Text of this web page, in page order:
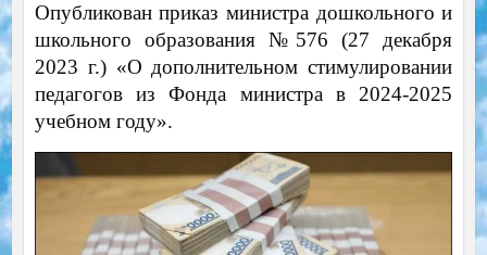
Опубликован приказ министра дошкольного и
школьного образования №576 (27 декабря
2023 г.) «О дополнительном стимулировании
педагогов из Фонда министра в 2024-2025
учебном году».